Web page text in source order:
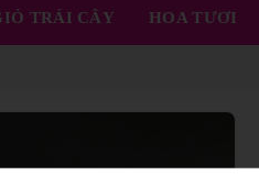
TRÁI CÂY HOA TƯƠI